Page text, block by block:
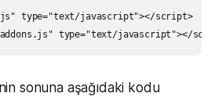
type="text/javascript"></script>
sonuna aşağıdaki kodu